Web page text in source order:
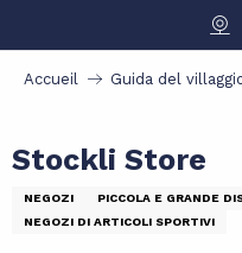
contenu
Accueil Guida del
Stockli Store
NEGOZI PICCOLA E GRANDE
NEGOZI DI ARTICOLI SPORTIVI